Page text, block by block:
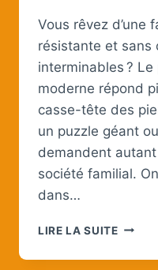
Vous rêvez d’une
résistante et sans
interminables ?
moderne répond
casse-tête des
un puzzle géant
demandent autant
société familial.
dans…
LIRE LA SUITE